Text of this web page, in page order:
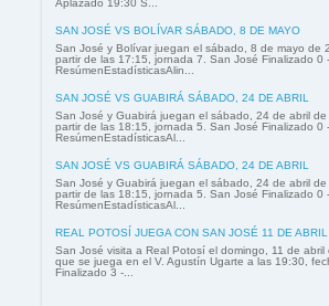
Aplazado 19:30 S...
SAN JOSÉ VS BOLÍVAR SÁBADO, 8 DE MAYO
San José y Bolívar juegan el sábado, 8 de mayo de
partir de las 17:15, jornada 7. San José Finalizado 0
ResúmenEstadísticasAlin...
SAN JOSÉ VS GUABIRÁ SÁBADO, 24 DE ABRIL
San José y Guabirá juegan el sábado, 24 de abril
partir de las 18:15, jornada 5. San José Finalizado 0
ResúmenEstadísticasAl...
SAN JOSÉ VS GUABIRÁ SÁBADO, 24 DE ABRIL
San José y Guabirá juegan el sábado, 24 de abril
partir de las 18:15, jornada 5. San José Finalizado 0
ResúmenEstadísticasAl...
REAL POTOSÍ JUEGA CON SAN JOSÉ 11 DE ABRIL
San José visita a Real Potosí el domingo, 11 de abril
que se juega en el V. Agustín Ugarte a las 19:30,
Finalizado 3 -...